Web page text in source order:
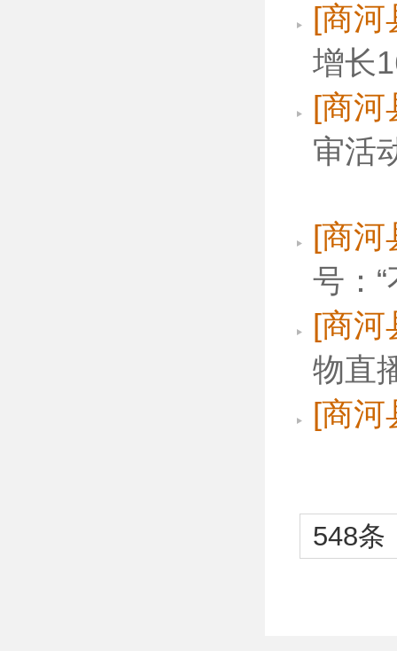
[商河
增长
[商河
审活
[商河
号：
[商河
物直
[商河
548条